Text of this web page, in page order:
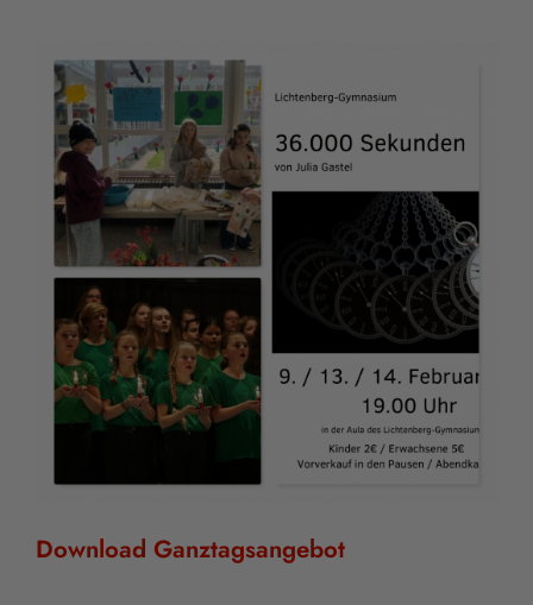
Download Ganztagsangebot